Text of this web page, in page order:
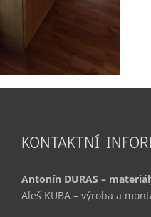
KONTAKTNÍ
Antonín DURAS –
Aleš KUBA – výroba a